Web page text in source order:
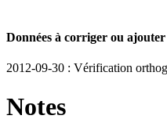
Données à corriger ou ajouter
2012-09-30 : Vérification
Notes